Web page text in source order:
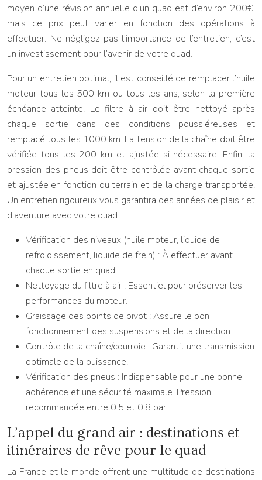
moyen d’une révision annuelle d’un quad est d’environ 200€,
mais ce prix peut varier en fonction des opérations à
effectuer. Ne négligez pas l’importance de l’entretien, c’est
un investissement pour l’avenir de votre quad.
Pour un entretien optimal, il est conseillé de remplacer l’huile
moteur tous les 500 km ou tous les ans, selon la première
échéance atteinte. Le filtre à air doit être nettoyé après
chaque sortie dans des conditions poussiéreuses et
remplacé tous les 1000 km. La tension de la chaîne doit être
vérifiée tous les 200 km et ajustée si nécessaire. Enfin, la
pression des pneus doit être contrôlée avant chaque sortie
et ajustée en fonction du terrain et de la charge transportée.
Un entretien rigoureux vous garantira des années de plaisir et
d’aventure avec votre quad.
Vérification des niveaux (huile moteur, liquide de
refroidissement, liquide de frein) : À effectuer avant
chaque sortie en quad.
Nettoyage du filtre à air : Essentiel pour préserver les
performances du moteur.
Graissage des points de pivot : Assure le bon
fonctionnement des suspensions et de la direction.
Contrôle de la chaîne/courroie : Garantit une transmission
optimale de la puissance.
Vérification des pneus : Indispensable pour une bonne
adhérence et une sécurité maximale. Pression
recommandée entre 0.5 et 0.8 bar.
L’appel du grand air : destinations et
itinéraires de rêve pour le quad
La France et le monde offrent une multitude de destinations